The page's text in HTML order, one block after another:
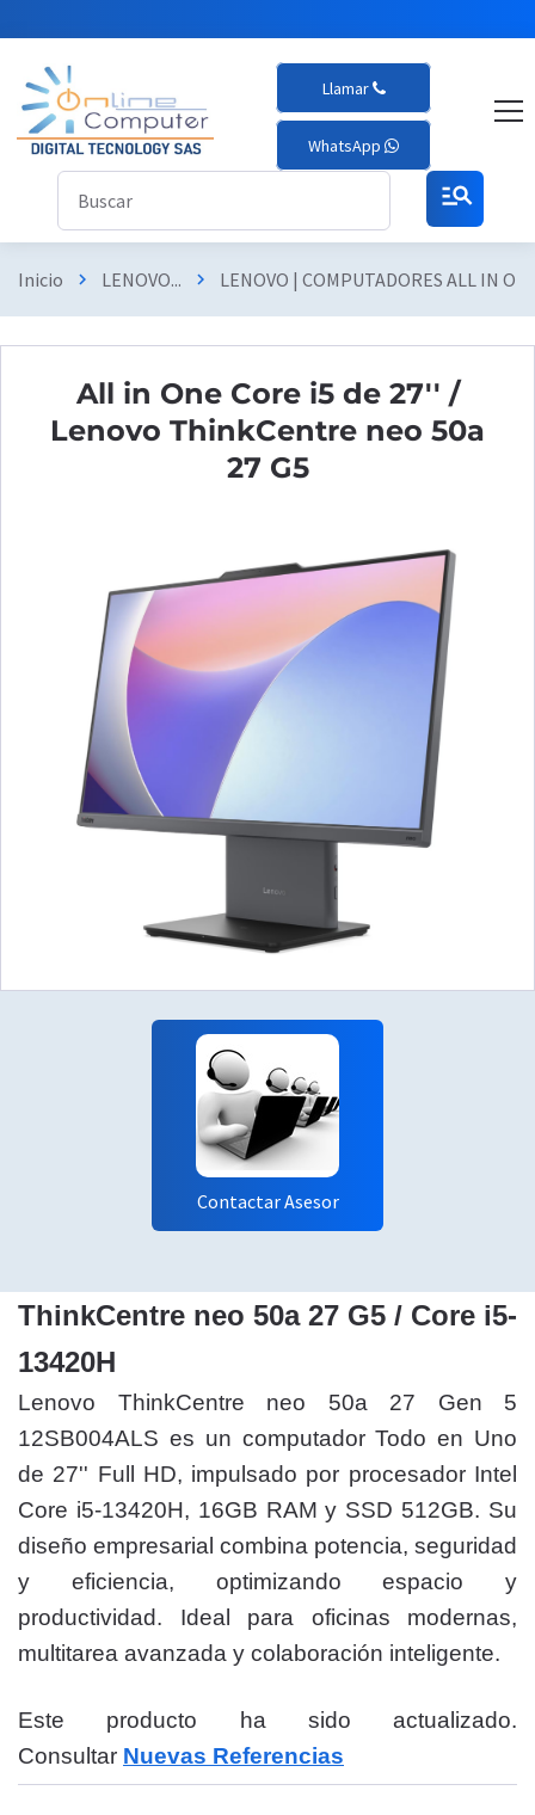
Llamar
WhatsApp
manage_search
Inicio chevron_right LENOVO... chevron_right LENOVO | COMPUTADORES ALL IN
All in One Core i5 de 27'' /
Lenovo ThinkCentre neo 50a
27 G5
Contactar Asesor
ThinkCentre neo 50a 27 G5 / Core i5-
13420H
Lenovo ThinkCentre neo 50a 27 Gen 5
12SB004ALS es un computador Todo en Uno
de 27'' Full HD, impulsado por procesador Intel
Core i5-13420H, 16GB RAM y SSD 512GB. Su
diseño empresarial combina potencia, seguridad
y eficiencia, optimizando espacio y
productividad. Ideal para oficinas modernas,
multitarea avanzada y colaboración inteligente.
Este producto ha sido actualizado.
Consultar Nuevas Referencias